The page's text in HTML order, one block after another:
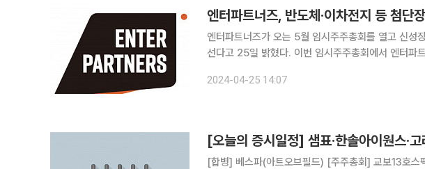
엔터파트너즈가 오는 5월 임시주주총회를 열고 신성
선다고 25일 밝혔다. 이번 임시주주총회에서 엔터파트너즈는 사명 변경 및 사업목적 추가 등의 안
△디스플레이 장비 제조 및 판매업 등이다. 이와 함께
2024-04-25 14:07
[오늘의 증시일정] 샘표·한솔아이원스·
[합병] 베스파(아트오브필드) [주주총회] 교보13호스팩, 교보15호스팩, 교보12호스팩, 큐에스아이,